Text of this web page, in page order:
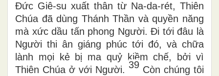
Đức Giê-su xuất thân từ Na-da-rét, Thiên
Chúa đã dùng Thánh Thần và quyền năng
mà xức dầu tấn phong Người. Đi tới đâu là
Người thi ân giáng phúc tới đó, và chữa
lành mọi kẻ bị ma quỷ kiềm chế, bởi vì
Thiên Chúa ở với Người. 39 Còn chúng tôi